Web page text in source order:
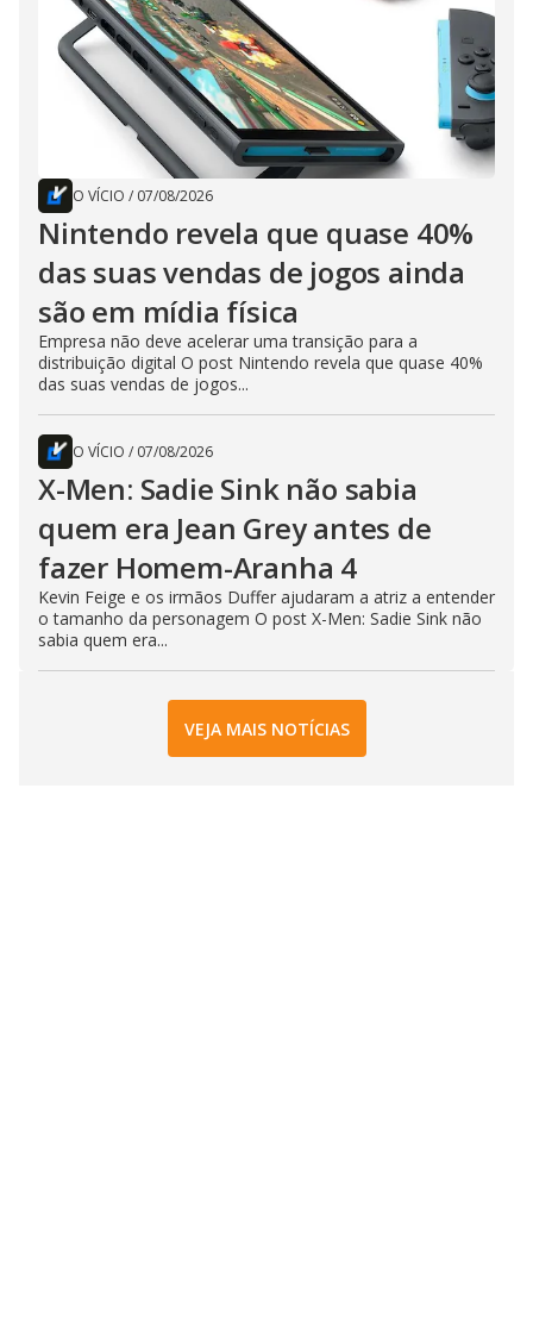
O VÍCIO / 07/08/2026
Nintendo revela que quase 40%
das suas vendas de jogos ainda
são em mídia física
Empresa não deve acelerar uma transição para a
distribuição digital O post Nintendo revela que quase 40%
das suas vendas de jogos...
O VÍCIO / 07/08/2026
X-Men: Sadie Sink não sabia
quem era Jean Grey antes de
fazer Homem-Aranha 4
Kevin Feige e os irmãos Duffer ajudaram a atriz a entender
o tamanho da personagem O post X-Men: Sadie Sink não
sabia quem era...
VEJA MAIS NOTÍCIAS